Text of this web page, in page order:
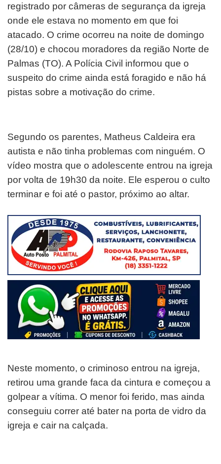
registrado por câmeras de segurança da igreja
onde ele estava no momento em que foi
atacado. O crime ocorreu na noite de domingo
(28/10) e chocou moradores da região Norte de
Palmas (TO). A Polícia Civil informou que o
suspeito do crime ainda está foragido e não há
pistas sobre a motivação do crime.
Segundo os parentes, Matheus Caldeira era
autista e não tinha problemas com ninguém. O
vídeo mostra que o adolescente entrou na igreja
por volta de 19h30 da noite. Ele esperou o culto
terminar e foi até o pastor, próximo ao altar.
Neste momento, o criminoso entrou na igreja,
retirou uma grande faca da cintura e começou a
golpear a vítima. O menor foi ferido, mas ainda
conseguiu correr até bater na porta de vidro da
igreja e cair na calçada.